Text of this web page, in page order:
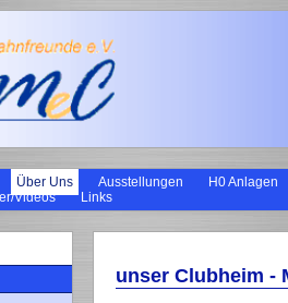
Über Uns Ausstellungen
H0 Anlagen
Videos Links
unser Clubheim -